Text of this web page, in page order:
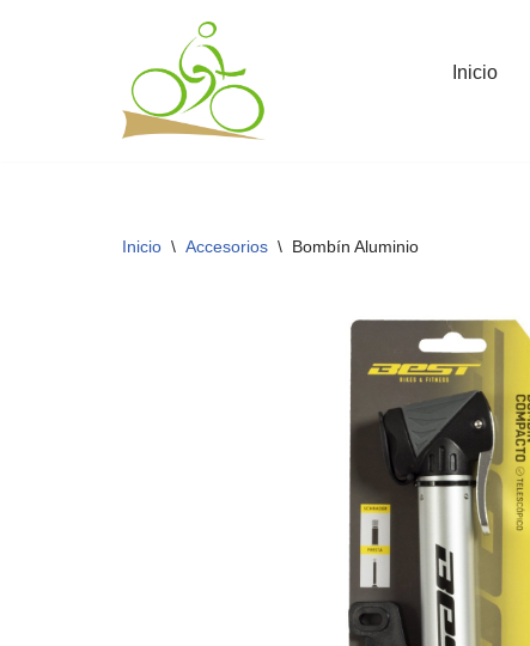
Inicio
Inicio \ Accesorios \ Bombín Aluminio